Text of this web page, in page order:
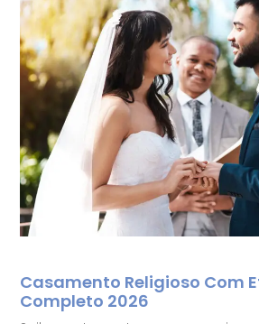
Casamento Religioso Com
Completo 2026